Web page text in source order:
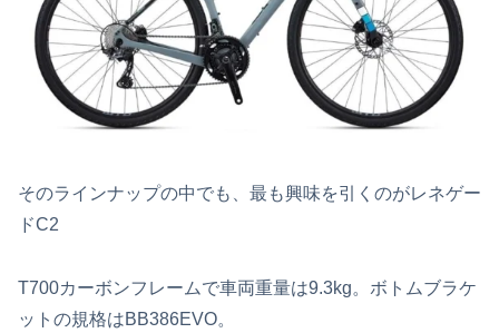
そのラインナップの中でも、最も興味を引くのがレネゲー
ドC2
T700カーボンフレームで車両重量は9.3kg。ボトムブラケ
ットの規格はBB386EVO。